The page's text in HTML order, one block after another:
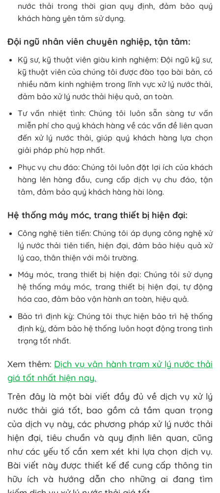
nước thải trong thời gian quy định, đảm bảo quý
khách hàng yên tâm sử dụng.
Đội ngũ nhân viên chuyên nghiệp, tận tâm:
Kỹ sư, kỹ thuật viên giàu kinh nghiệm: Đội ngũ kỹ sư,
kỹ thuật viên của chúng tôi được đào tạo bài bản, có
nhiều năm kinh nghiệm trong lĩnh vực xử lý nước thải,
đảm bảo xử lý nước thải hiệu quả, an toàn.
Tư vấn nhiệt tình: Chúng tôi luôn sẵn sàng tư vấn
miễn phí cho quý khách hàng về các vấn đề liên quan
đến xử lý nước thải, giúp quý khách hàng lựa chọn
giải pháp phù hợp nhất.
Phục vụ chu đáo: Chúng tôi luôn đặt lợi ích của khách
hàng lên hàng đầu, cung cấp dịch vụ chu đáo, tận
tâm, đảm bảo quý khách hàng hài lòng.
Hệ thống máy móc, trang thiết bị hiện đại:
Công nghệ tiên tiến: Chúng tôi áp dụng công nghệ xử
lý nước thải tiên tiến, hiện đại, đảm bảo hiệu quả xử
lý cao, thân thiện với môi trường.
Máy móc, trang thiết bị hiện đại: Chúng tôi sử dụng
hệ thống máy móc, trang thiết bị hiện đại, tự động
hóa cao, đảm bảo vận hành an toàn, hiệu quả.
Bảo trì định kỳ: Chúng tôi thực hiện bảo trì hệ thống
định kỳ, đảm bảo hệ thống luôn hoạt động trong tình
trạng tốt nhất.
Xem thêm: Dịch vụ vận hành trạm xử lý nước thải
giá tốt nhất hiện nay.
Trên đây là một bài viết đầy đủ về dịch vụ xử lý
nước thải giá tốt, bao gồm cả tầm quan trọng
của dịch vụ này, các phương pháp xử lý nước thải
hiện đại, tiêu chuẩn và quy định liên quan, cũng
như các yếu tố cần xem xét khi lựa chọn dịch vụ.
Bài viết này được thiết kế để cung cấp thông tin
hữu ích và hướng dẫn cho những ai đang tìm